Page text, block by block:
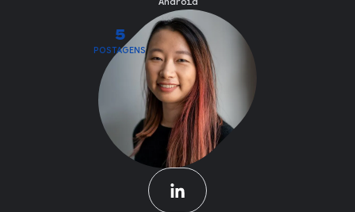
5
POSTAGENS